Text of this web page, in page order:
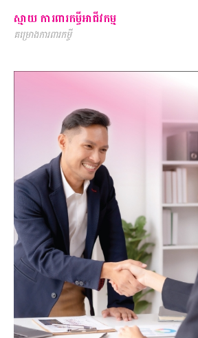
ស្មាយ ការពារកម្ចីអាជីវកម្ម
គម្រោងការពារកម្ចី